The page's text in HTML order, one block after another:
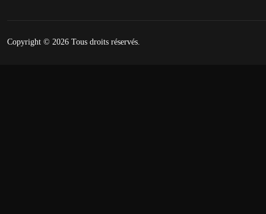
Copyright © 2026 Tous droits réservés.